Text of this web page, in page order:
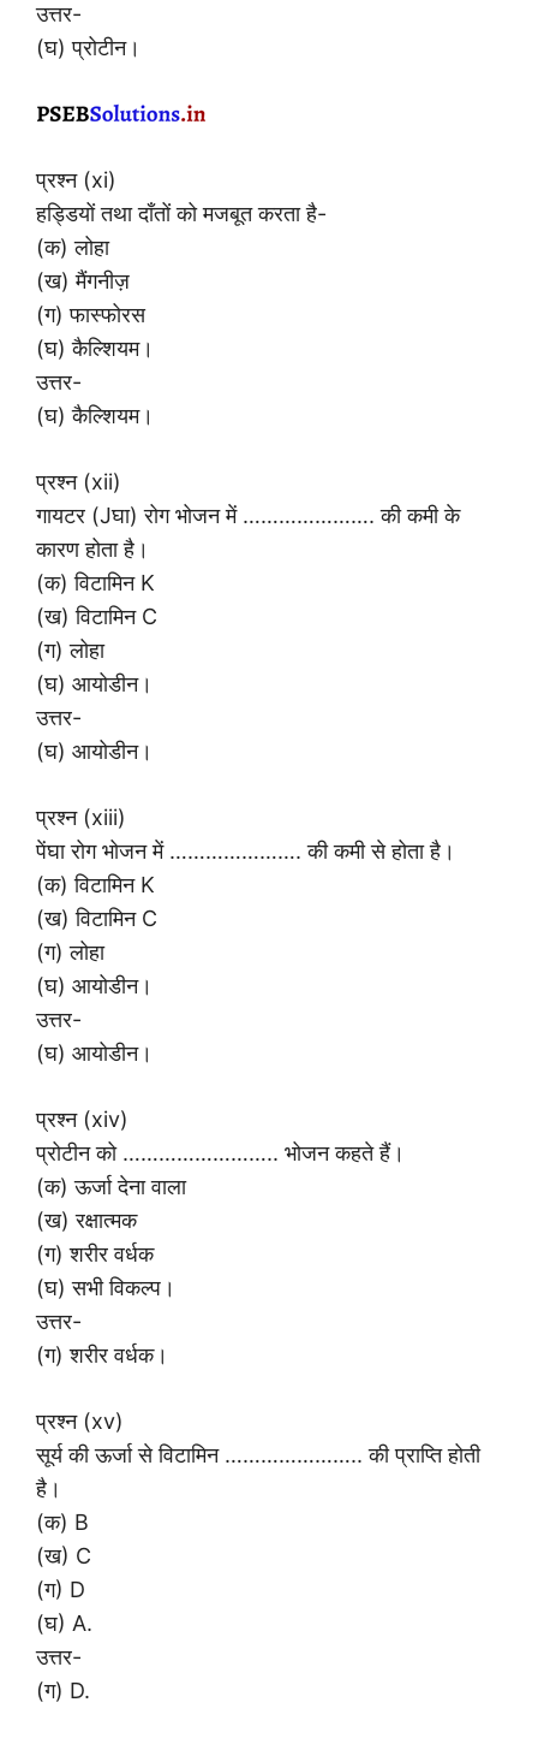
उत्तर-
(घ) प्रोटीन।
प्रश्न (xi)
हड्डियों तथा दाँतों को मजबूत करता है-
(क) लोहा
(ख) मैंगनीज़
(ग) फास्फोरस
(घ) कैल्शियम।
उत्तर-
(घ) कैल्शियम।
प्रश्न (xii)
गायटर (Jघा) रोग भोजन में …………………. की कमी के
कारण होता है।
(क) विटामिन K
(ख) विटामिन C
(ग) लोहा
(घ) आयोडीन।
उत्तर-
(घ) आयोडीन।
प्रश्न (xiii)
पेंघा रोग भोजन में …………………. की कमी से होता है।
(क) विटामिन K
(ख) विटामिन C
(ग) लोहा
(घ) आयोडीन।
उत्तर-
(घ) आयोडीन।
प्रश्न (xiv)
प्रोटीन को …………………….. भोजन कहते हैं।
(क) ऊर्जा देना वाला
(ख) रक्षात्मक
(ग) शरीर वर्धक
(घ) सभी विकल्प।
उत्तर-
(ग) शरीर वर्धक।
प्रश्न (xv)
सूर्य की ऊर्जा से विटामिन ………………….. की प्राप्ति होती
है।
(क) B
(ख) C
(ग) D
(घ) A.
उत्तर-
(ग) D.